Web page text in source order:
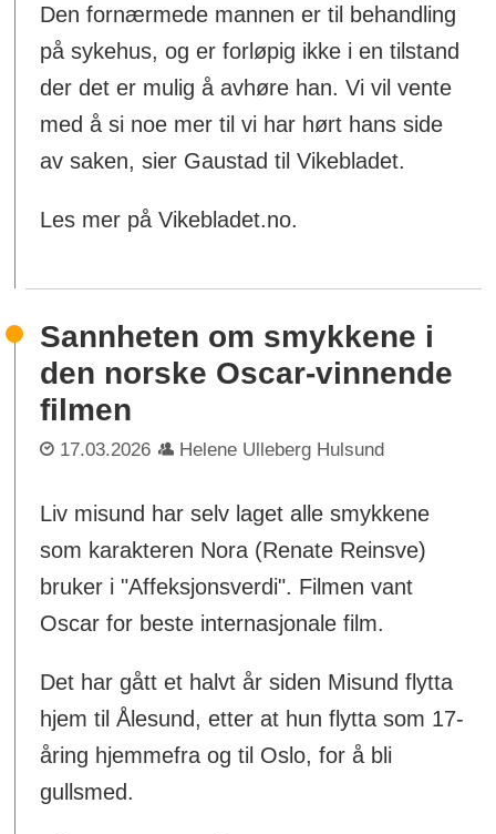
Den fornærmede mannen er til behandling
på sykehus, og er forløpig ikke i en tilstand
der det er mulig å avhøre han. Vi vil vente
med å si noe mer til vi har hørt hans side
av saken, sier Gaustad til Vikebladet.
Les mer på Vikebladet.no.
Sannheten om smykkene i
den norske Oscar-vinnende
filmen
17.03.2026 Helene Ulleberg Hulsund
Liv misund har selv laget alle smykkene
som karakteren Nora (Renate Reinsve)
bruker i "Affeksjonsverdi". Filmen vant
Oscar for beste internasjonale film.
Det har gått et halvt år siden Misund flytta
hjem til Ålesund, etter at hun flytta som 17-
åring hjemmefra og til Oslo, for å bli
gullsmed.